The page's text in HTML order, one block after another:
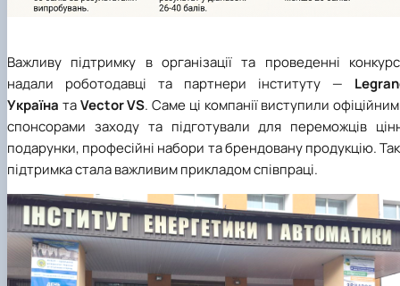
Важливу підтримку в організації та проведенні
надали роботодавці та партнери інституту —
Україна таVector VS. Саме ці компанії виступили
спонсорами заходу та підготували для переможців
подарунки, професійні набори та брендовану продукцію.
підтримка стала важливим прикладом співпраці.